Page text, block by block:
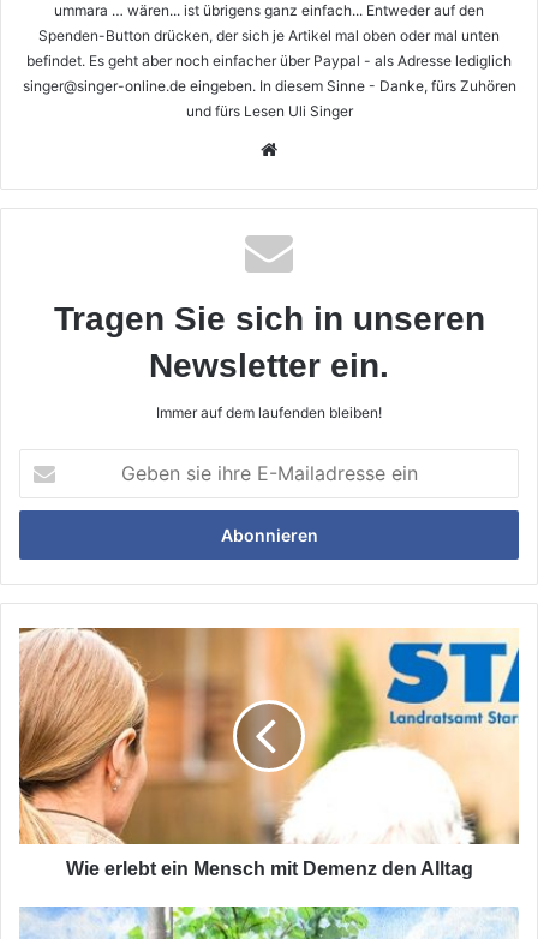
ummara … wären... ist übrigens ganz einfach... Entweder auf den
Spenden-Button drücken, der sich je Artikel mal oben oder mal unten
befindet. Es geht aber noch einfacher über Paypal - als Adresse lediglich
singer@singer-online.de eingeben. In diesem Sinne - Danke, fürs Zuhören
und fürs Lesen Uli Singer
Tragen Sie sich in unseren
Newsletter ein.
Immer auf dem laufenden bleiben!
sie
ihre
Mailadresse
ein
Wie
erlebt
ein
Mensch
mit
Demenz
den
Alltag
Wie erlebt ein Mensch mit Demenz den Alltag
Unser